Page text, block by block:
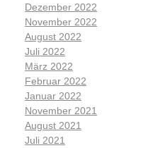
Dezember 2022
November 2022
August 2022
Juli 2022
März 2022
Februar 2022
Januar 2022
November 2021
August 2021
Juli 2021